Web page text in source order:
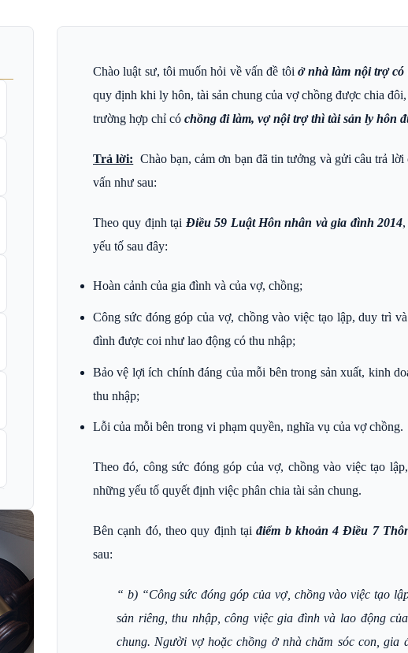
Chào luật sư, tôi muốn hỏi về vấn đề tôi ở nhà làm nội trợ có
quy định khi ly hôn, tài sản chung của vợ chồng được chia
trường hợp chỉ có chồng đi làm, vợ nội trợ thì tài sản ly hôn
Trả lời: Chào bạn, cảm ơn bạn đã tin tưởng và gửi câu trả
vấn như sau:
Theo quy định tại Điều 59 Luật Hôn nhân và gia đình 2014
yếu tố sau đây:
Hoàn cảnh của gia đình và của vợ, chồng;
Công sức đóng góp của vợ, chồng vào việc tạo lập, duy trì
đình được coi như lao động có thu nhập;
Bảo vệ lợi ích chính đáng của mỗi bên trong sản xuất, kinh
thu nhập;
Lỗi của mỗi bên trong vi phạm quyền, nghĩa vụ của vợ chồng.
Theo đó, công sức đóng góp của vợ, chồng vào việc tạo
những yếu tố quyết định việc phân chia tài sản chung.
Bên cạnh đó, theo quy định tại điểm b khoản 4 Điều 7
sau:
“ b) “Công sức đóng góp của vợ, chồng vào việc tạo
sản riêng, thu nhập, công việc gia đình và lao động
chung. Người vợ hoặc chồng ở nhà chăm sóc con,